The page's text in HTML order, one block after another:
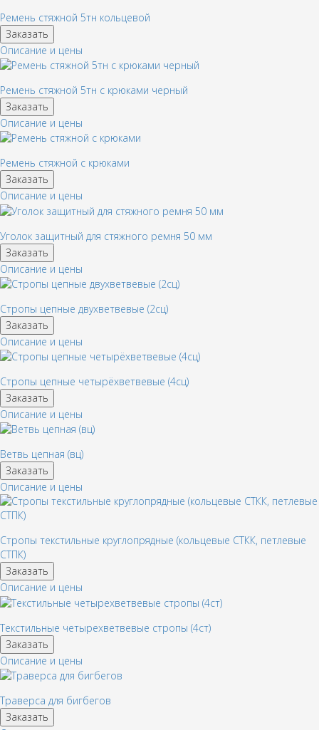
Ремень стяжной 5тн кольцевой
Заказать
Описание и цены
Ремень стяжной 5тн с крюками черный
Заказать
Описание и цены
Ремень стяжной с крюками
Заказать
Описание и цены
Уголок защитный для стяжного ремня 50 мм
Заказать
Описание и цены
Стропы цепные двухветвевые (2сц)
Заказать
Описание и цены
Стропы цепные четырёхветвевые (4сц)
Заказать
Описание и цены
Ветвь цепная (вц)
Заказать
Описание и цены
Стропы текстильные круглопрядные (кольцевые СТКК, петлевые
СТПК)
Заказать
Описание и цены
Текстильные четырехветвевые стропы (4ст)
Заказать
Описание и цены
Траверса для бигбегов
Заказать